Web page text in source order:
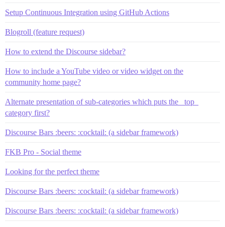
Setup Continuous Integration using GitHub Actions
Blogroll (feature request)
How to extend the Discourse sidebar?
How to include a YouTube video or video widget on the
community home page?
Alternate presentation of sub-categories which puts the _top_
category first?
Discourse Bars :beers: :cocktail: (a sidebar framework)
FKB Pro - Social theme
Looking for the perfect theme
Discourse Bars :beers: :cocktail: (a sidebar framework)
Discourse Bars :beers: :cocktail: (a sidebar framework)